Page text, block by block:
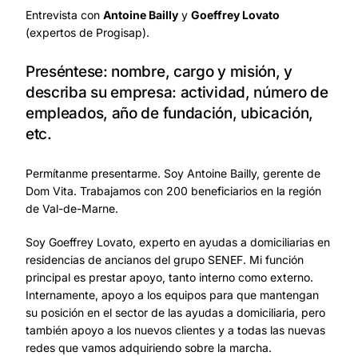
Entrevista con Antoine Baillyy Goeffrey Lovato
(expertos de Progisap).
Preséntese: nombre, cargo y misión, y
describa su empresa: actividad, número de
empleados, año de fundación, ubicación,
etc.
Permítanme presentarme. Soy Antoine Bailly, gerente de
Dom Vita. Trabajamos con 200 beneficiarios en la región
de Val-de-Marne.
Soy Goeffrey Lovato, experto en ayudas a domiciliarias en
residencias de ancianos del grupo SENEF. Mi función
principal es prestar apoyo, tanto interno como externo.
Internamente, apoyo a los equipos para que mantengan
su posición en el sector de las ayudas a domiciliaria, pero
también apoyo a los nuevos clientes y a todas las nuevas
redes que vamos adquiriendo sobre la marcha.